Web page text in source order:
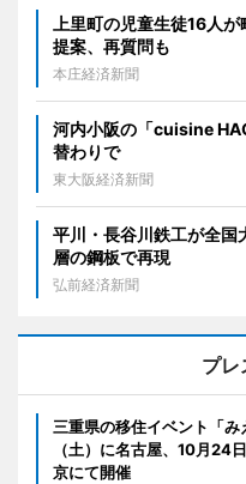
上里町の児童生徒16人
提案、再質問も
本庄経済新聞
河内小阪の「cuisine
替わりで
東大阪経済新聞
平川・長谷川鉄工が全
層の鋼板で再現
弘前経済新聞
プレ
三重県の移住イベント「
（土）に名古屋、10月24
京にて開催